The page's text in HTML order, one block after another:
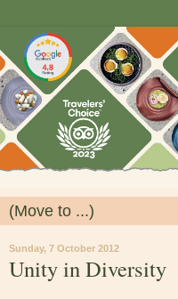
Sunday, 7 October 2012
Unity in Diversity